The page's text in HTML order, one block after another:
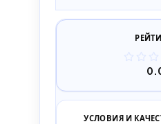
УСЛОВИЯ И